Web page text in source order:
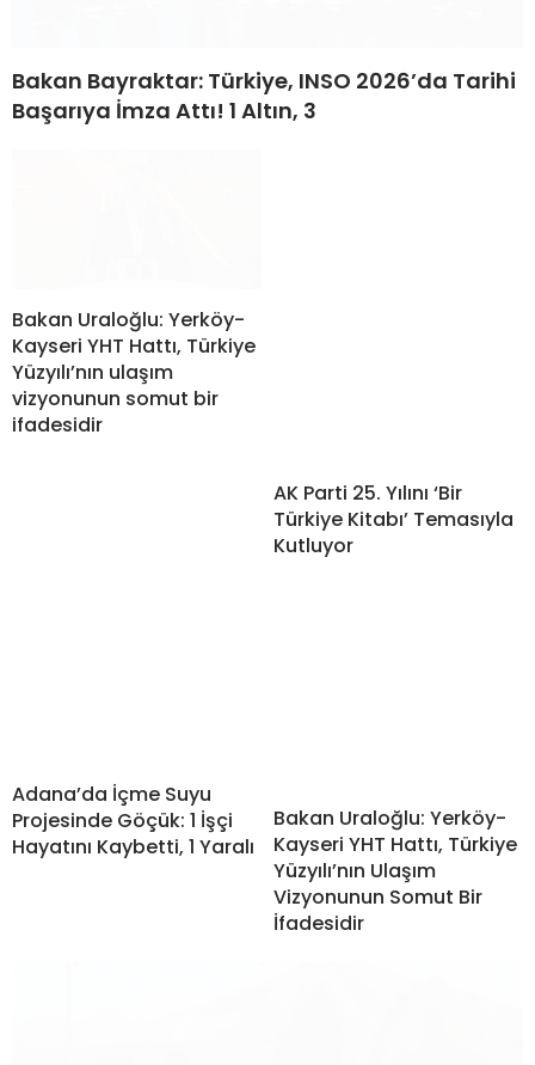
Bakan Bayraktar: Türkiye, INSO 2026’da Tarihi
Başarıya İmza Attı! 1 Altın, 3
Bakan Uraloğlu: Yerköy-
Kayseri YHT Hattı, Türkiye
Yüzyılı’nın ulaşım
vizyonunun somut bir
ifadesidir
AK Parti 25. Yılını ‘Bir
Türkiye Kitabı’ Temasıyla
Kutluyor
Adana’da İçme Suyu
Projesinde Göçük: 1 İşçi
Hayatını Kaybetti, 1 Yaralı
Bakan Uraloğlu: Yerköy-
Kayseri YHT Hattı, Türkiye
Yüzyılı’nın Ulaşım
Vizyonunun Somut Bir
İfadesidir